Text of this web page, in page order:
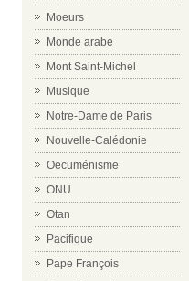
Moeurs
Monde arabe
Mont Saint-Michel
Musique
Notre-Dame de Paris
Nouvelle-Calédonie
Oecuménisme
ONU
Otan
Pacifique
Pape François